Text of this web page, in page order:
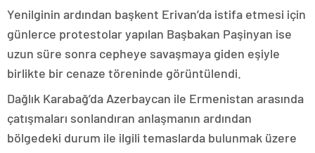
Yenilginin ardından başkent Erivan’da istifa etmesi için
günlerce protestolar yapılan Başbakan Paşinyan ise
uzun süre sonra cepheye savaşmaya giden eşiyle
birlikte bir cenaze töreninde görüntülendi.
Dağlık Karabağ’da Azerbaycan ile Ermenistan arasında
çatışmaları sonlandıran anlaşmanın ardından
bölgedeki durum ile ilgili temaslarda bulunmak üzere